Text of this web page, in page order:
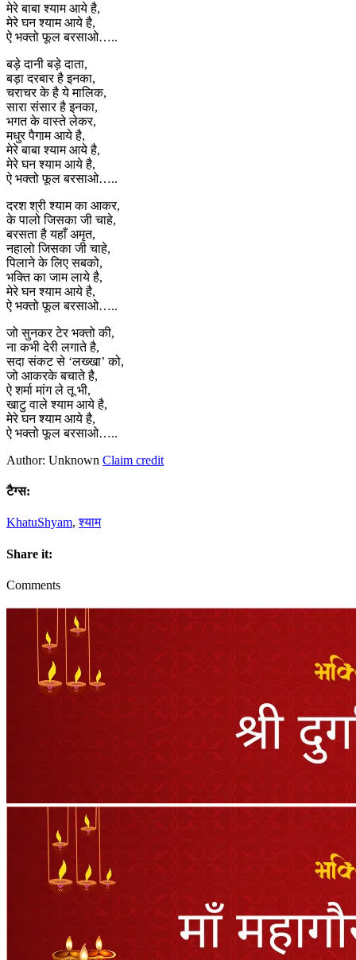
मेरे बाबा श्याम आये है,
मेरे घन श्याम आये है,
ऐ भक्तो फूल बरसाओ…..
बड़े दानी बड़े दाता,
बड़ा दरबार है इनका,
चराचर के है ये मालिक,
सारा संसार है इनका,
भगत के वास्ते लेकर,
मधुर पैगाम आये है,
मेरे बाबा श्याम आये है,
मेरे घन श्याम आये है,
ऐ भक्तो फूल बरसाओ…..
दरश श्री श्याम का आकर,
के पालो जिसका जी चाहे,
बरसता है यहाँ अमृत,
नहालो जिसका जी चाहे,
पिलाने के लिए सबको,
भक्ति का जाम लाये है,
मेरे घन श्याम आये है,
ऐ भक्तो फूल बरसाओ…..
जो सुनकर टेर भक्तो की,
ना कभी देरी लगाते है,
सदा संकट से ‘लख्खा’ को,
जो आकरके बचाते है,
ऐ शर्मा मांग ले तू भी,
खाटु वाले श्याम आये है,
मेरे घन श्याम आये है,
ऐ भक्तो फूल बरसाओ…..
Author: Unknown Claim credit
टैग्स:
KhatuShyam,श्याम
Share it:
Comments